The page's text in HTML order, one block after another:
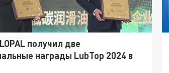
получил две
награды LubTop 2024 в